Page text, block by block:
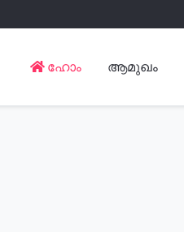
ഹോം ആമുഖം